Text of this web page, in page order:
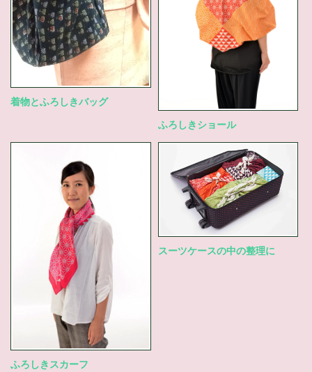
着物とふろしきバッグ
ふろしきショール
ふろしきスカーフ
スーツケースの中の整理に